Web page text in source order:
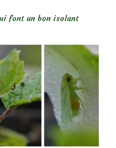
font un bon isolant